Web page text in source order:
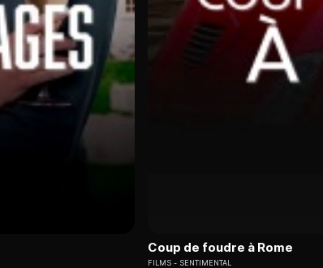
Coup de foudre à Rome
FILMS SENTIMENTAL